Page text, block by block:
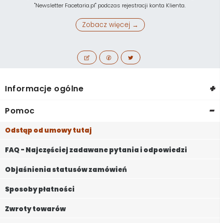
"Newsletter Facetaria.pl" podczas rejestracji konta Klienta.
Zobacz więcej →
Informacje ogólne +
Pomoc -
Odstąp od umowy tutaj
FAQ - Najczęściej zadawane pytania i odpowiedzi
Objaśnienia statusów zamówień
Sposoby płatności
Zwroty towarów